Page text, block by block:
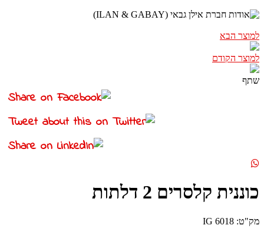
למוצר הבא
למוצר הקודם
שתף
כוננית קלסרים 2 דלתות
מק"ט: IG 6018